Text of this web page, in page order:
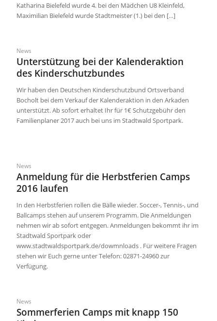
Katharina Bielefeld wurde 4. bei den Mädchen U8 Kleinfeld,
Maximilian Bielefeld wurde Stadtmeister (1.) bei den […]
News
Unterstützung bei der Kalenderaktion
des Kinderschutzbundes
Wir haben den Deutschen Kinderschutzbund Ortsverband
Bocholt bei dem Verkauf der Kalenderaktion in den Arkaden
unterstützt. Ab sofort erhaltet Ihr für 1€ Schutzgebühr den
Familienplaner 2017 auch bei uns im Stadtwald Sportpark.
News
Anmeldung für die Herbstferien Camps
2016 laufen
In den Herbstferien rollen die Bälle wieder. Soccer-, Tennis-, und
Ballcamps stehen auf unserem Programm. Die Anmeldungen
nehmen wir ab sofort entgegen. Anmeldungen bekommt ihr im
Stadtwald Sportpark oder
www.stadtwaldsportpark.de/dowmnloads . Für weitere Fragen
stehen wir Euch gerne unter Telefon: 02871-24960 zur
Verfügung.
News
Sommerferien Camps mit knapp 150